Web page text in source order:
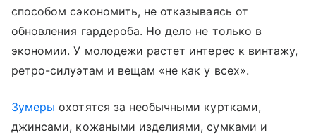
способом сэкономить, не отказываясь от
обновления гардероба. Но дело не только в
экономии. У молодежи растет интерес к винтажу,
ретро-силуэтам и вещам «не как у всех».
Зумеры охотятся за необычными куртками,
джинсами, кожаными изделиями, сумками и